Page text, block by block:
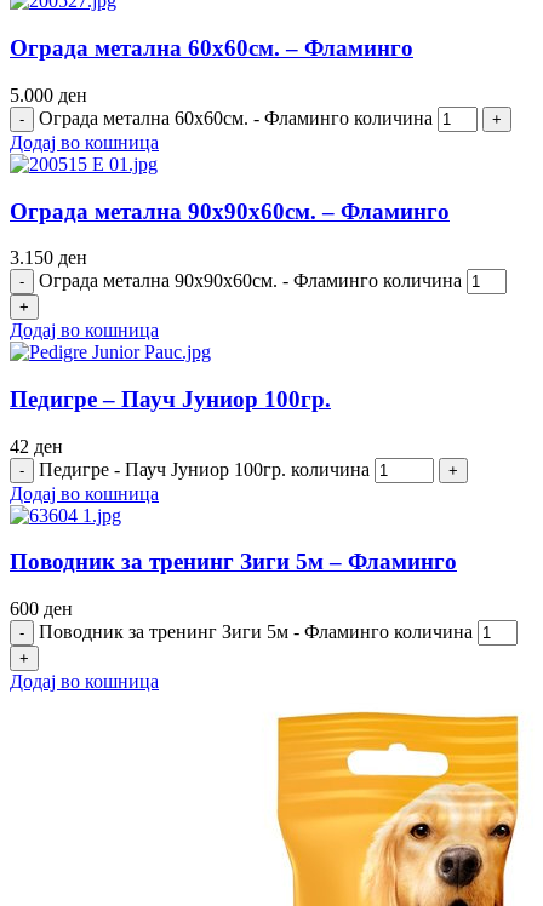
Ограда метална 60х60см. – Фламинго
5.000 ден
Ограда метална 60х60см. - Фламинго количина
Додај во кошница
Ограда метална 90х90х60см. – Фламинго
3.150 ден
Ограда метална 90х90х60см. - Фламинго количина
Додај во кошница
Педигре – Пауч Јуниор 100гр.
42 ден
Педигре - Пауч Јуниор 100гр. количина
Додај во кошница
Поводник за тренинг Зиги 5м – Фламинго
600 ден
Поводник за тренинг Зиги 5м - Фламинго количина
Додај во кошница